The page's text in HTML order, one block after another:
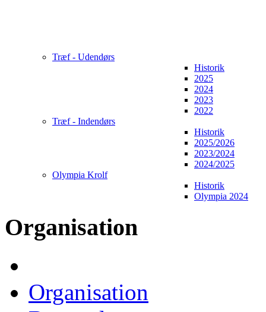
Træf - Udendørs
Historik
2025
2024
2023
2022
Træf - Indendørs
Historik
2025/2026
2023/2024
2024/2025
Olympia Krolf
Historik
Olympia 2024
Organisation
Organisation